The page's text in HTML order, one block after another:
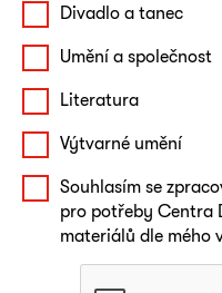
Divadlo a tanec
Umění a společnost
Literatura
Výtvarné umění
Souhlasím se
pro potřeby Centra
materiálů dle mého